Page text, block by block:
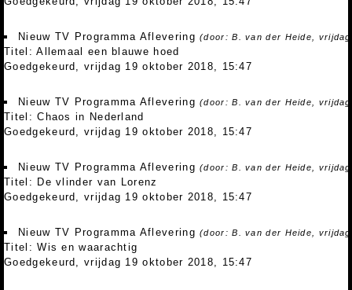
Nieuw TV Programma Aflevering(door: B. van der Heide,
Titel: Allemaal een blauwe hoed
Goedgekeurd, vrijdag 19 oktober 2018, 15:47
Nieuw TV Programma Aflevering(door: B. van der Heide,
Titel: Chaos in Nederland
Goedgekeurd, vrijdag 19 oktober 2018, 15:47
Nieuw TV Programma Aflevering(door: B. van der Heide,
Titel: De vlinder van Lorenz
Goedgekeurd, vrijdag 19 oktober 2018, 15:47
Nieuw TV Programma Aflevering(door: B. van der Heide,
Titel: Wis en waarachtig
Goedgekeurd, vrijdag 19 oktober 2018, 15:47